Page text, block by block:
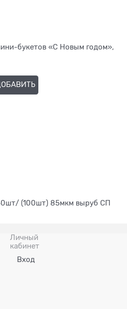
букетов «С Новым годом»,
(100шт) 85мкм выруб СП
Личный
кабинет
Вход